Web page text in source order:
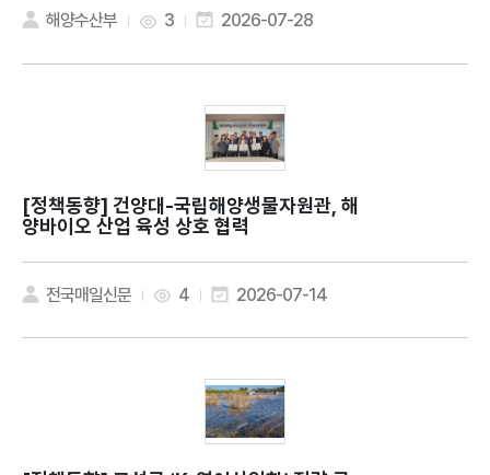
해양수산부 3 2026-07-28
[정책동향]
양바이오 산업 육성 상호 협력
전국매일신문 4 2026-07-14